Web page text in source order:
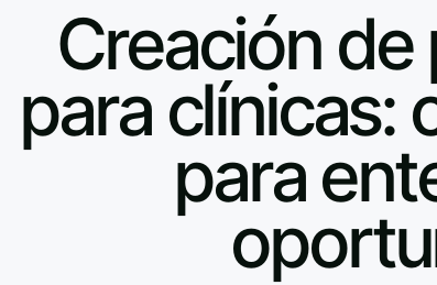
Creación
para clínicas:
para